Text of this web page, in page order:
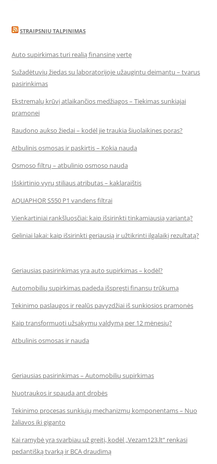
STRAIPSNIU TALPINIMAS
Auto supirkimas turi realią finansinę vertę
Sužadėtuvių žiedas su laboratorijoje užaugintu deimantu – tvarus
pasirinkimas
Ekstremalų krūvį atlaikančios medžiagos – Tiekimas sunkiajai
pramonei
Raudono aukso žiedai – kodėl jie traukia šiuolaikines poras?
Atbulinis osmosas ir paskirtis – Kokia nauda
Osmoso filtrų – atbulinio osmoso nauda
Išskirtinio vyrų stiliaus atributas – kaklaraištis
AQUAPHOR S550 P1 vandens filtrai
Vienkartiniai rankšluosčiai: kaip išsirinkti tinkamiausią variantą?
Geliniai lakai: kaip išsirinkti geriausią ir užtikrinti ilgalaikį rezultatą?
Geriausias pasirinkimas yra auto supirkimas – kodėl?
Automobilių supirkimas padeda išspręsti finansų trūkumą
Tekinimo paslaugos ir realūs pavyzdžiai iš sunkiosios pramonės
Kaip transformuoti užsakymų valdymą per 12 mėnesių?
Atbulinis osmosas ir nauda
Geriausias pasirinkimas – Automobilių supirkimas
Nuotraukos ir spauda ant drobės
Tekinimo procesas sunkiųjų mechanizmų komponentams – Nuo
žaliavos iki giganto
Kai ramybė yra svarbiau už greitį, kodėl „Vezam123.lt“ renkasi
pedantišką tvarką ir BCA draudimą